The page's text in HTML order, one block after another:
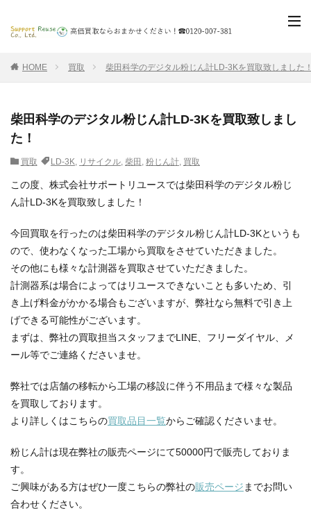
HOME 買取 柴田科学のデジタル粉じん計LD-3Kを買取致しました
柴田科学のデジタル粉じん計LD-3Kを買取致しまし
た！
買取 LD-3K, リサイクル, 柴田 , 粉じん計, 買取
この度、株式会社サポートリユースでは柴田科学のデジタル粉じ
ん計LD-3Kを買取致しました！
今回買取を行ったのは柴田科学のデジタル粉じん計LD-3Kというも
ので、使わなくなった工場から買取をさせていただきました。
その他にも様々な計測器を買取させていただきました。
計測器系は場合によってはリユースできないことも多いため、引
き上げ料金がかかる場合もございますが、弊社なら無料で引き上
げできる可能性がございます。
まずは、弊社の買取担当スタッフまでLINE、フリーダイヤル、メ
ール等でご連絡くださいませ。
弊社では店舗の移転から工場の移設に伴う不用品まで様々な製品
を買取しております。
より詳しくはこちらの買取品目一覧からご確認くださいませ。
粉じん計は現在弊社の販売ページにて50000円で販売しておりま
す。
ご興味がある方はぜひ一度こちらの弊社の販売ページ までお問い
合わせください。